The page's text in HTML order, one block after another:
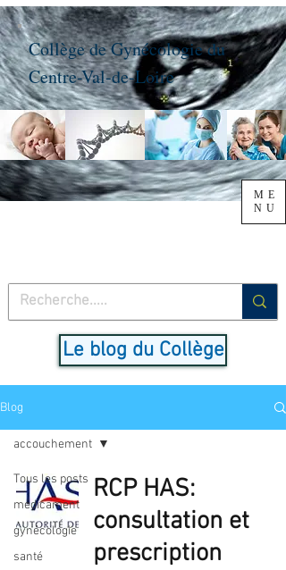
Le blog du Collège
ME
NU
Collège de Gynécologie du
Centre-Val-de-Loire
Blog
Tous les posts
médicament
gynécologie
santé
accouchement
RCP HAS:
consultation et
prescription